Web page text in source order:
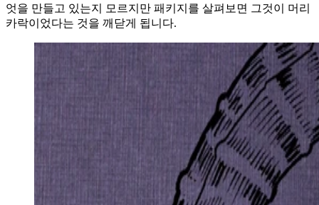
엇을 만들고 있는지 모르지만 패키지를 살펴보면 그것이 머리
카락이었다는 것을 깨닫게 됩니다.